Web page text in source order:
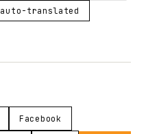
auto-translated
Facebook